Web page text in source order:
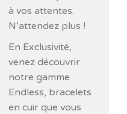
à vos attentes.
N’attendez plus !
En Exclusivité,
venez découvrir
notre gamme
Endless, bracelets
en cuir que vous